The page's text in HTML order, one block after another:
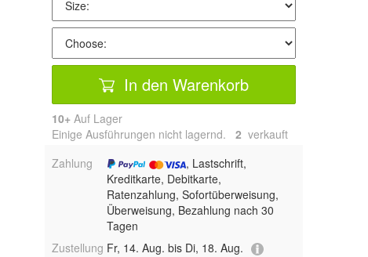
In den Warenkorb
10+ Auf Lager
Einige Ausführungen nicht lagernd. 2 verkauft
Zahlung
, Lastschrift,
Kreditkarte, Debitkarte,
Ratenzahlung, Sofortüberweisung,
Überweisung, Bezahlung nach 30
Tagen
Zustellung Fr, 14. Aug. bis Di, 18. Aug.